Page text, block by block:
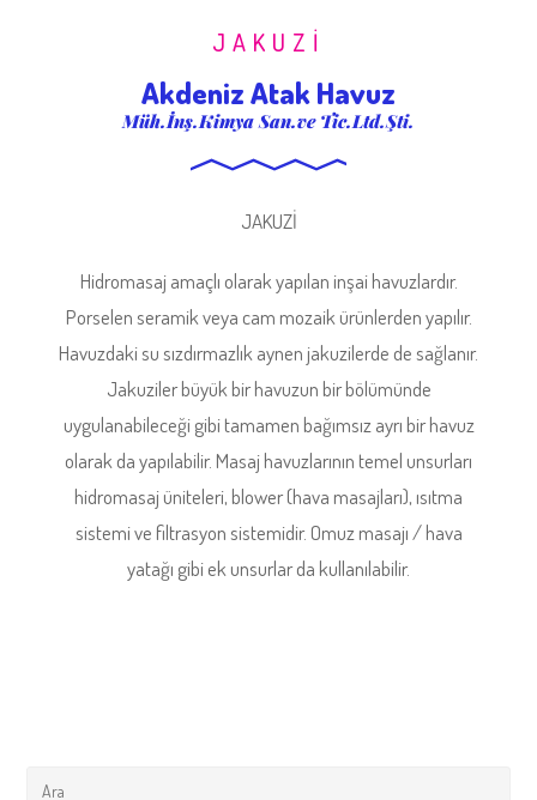
JAKUZİ
Akdeniz Atak Havuz
Müh.İnş.Kimya San.ve Tic.Ltd.Şti.
JAKUZİ
Hidromasaj amaçlı olarak yapılan inşai havuzlardır.
Porselen seramik veya cam mozaik ürünlerden yapılır.
Havuzdaki su sızdırmazlık aynen jakuzilerde de sağlanır.
Jakuziler büyük bir havuzun bir bölümünde
uygulanabileceği gibi tamamen bağımsız ayrı bir havuz
olarak da yapılabilir. Masaj havuzlarının temel unsurları
hidromasaj üniteleri, blower (hava masajları), ısıtma
sistemi ve filtrasyon sistemidir. Omuz masajı / hava
yatağı gibi ek unsurlar da kullanılabilir.